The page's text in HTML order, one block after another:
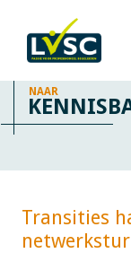
NAAR
Transities